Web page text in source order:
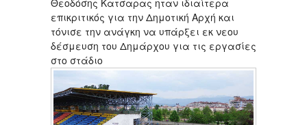
επικριτικός για την Δημοτική Αρχή και
τόνισε την ανάγκη να υπάρξει εκ νεου
δέσμευση του Δημάρχου για τις εργασίες
στο στάδιο